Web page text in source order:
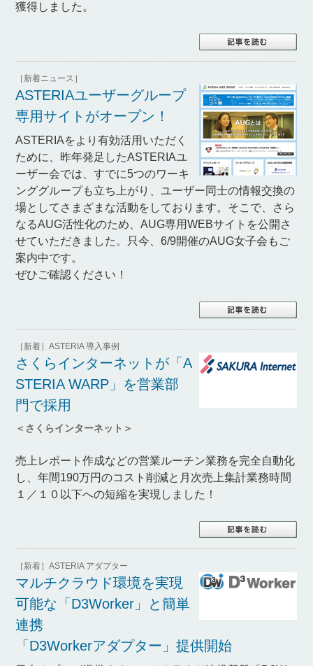
獲得しました。
［新着ニュース］
ASTERIAユーザーグループ
専用サイトがオープン！
ASTERIAをより有効活用いただく
ために、昨年発足したASTERIAユ
ーザー会では、すでに5つのワーキ
ンググループも立ち上がり、ユーザー同士の情報交換の
場としてさまざまな活動をしております。そこで、さら
なるAUG活性化のため、AUG専用WEBサイトを公開さ
せていただきました。只今、6/9開催のAUG女子会もご
案内中です。
ぜひご確認ください！
［新着］ASTERIA 導入事例
さくらインターネットが「A
STERIA WARP」を営業部
門で採用
＜さくらインターネット＞
売上レポート作成などの営業ルーチン業務を完全自動化
し、年間190万円のコスト削減と月次売上集計業務時間
１／１０以下への短縮を実現しました！
［新着］ASTERIA アダプター
マルチクラウド環境を実現
可能な「D3Worker」と簡単
連携
「D3Workerアダプター」提供開始